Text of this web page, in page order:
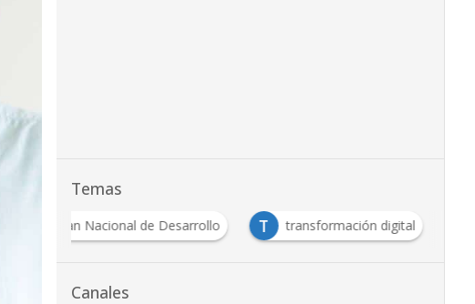
Temas
Plan Nacional de Desarrollo T transformación digital
Canales